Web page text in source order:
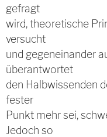
gefragt
wird, theoretische
versucht
und gegeneinander
überantwortet
den Halbwissenden
fester
Punkt mehr sei,
Jedoch so